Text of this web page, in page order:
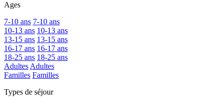
Ages
7-10 ans 7-10 ans
10-13 ans 10-13 ans
13-15 ans 13-15 ans
16-17 ans 16-17 ans
18-25 ans 18-25 ans
AdultesAdultes
Familles Familles
Types de séjour